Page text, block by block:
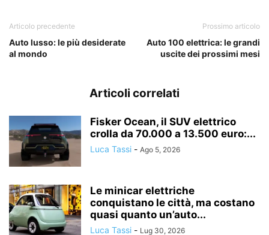
Articolo precedente
Auto lusso: le più desiderate
al mondo
Prossimo articolo
Auto 100 elettrica: le grandi
uscite dei prossimi mesi
Articoli correlati
Fisker Ocean, il SUV elettrico
crolla da 70.000 a 13.500 euro:...
Luca Tassi - Ago 5, 2026
Le minicar elettriche
conquistano le città, ma costano
quasi quanto un’auto...
Luca Tassi - Lug 30, 2026